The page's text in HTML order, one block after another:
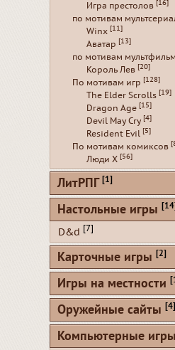
Игра престолов [16]
по мотивам
Winx [11]
Аватар [13]
по мотивам
Король Лев [20]
По мотивам игр [128]
The Elder Scrolls [19]
Dragon Age [15]
Devil May Cry [4]
Resident Evil [5]
По мотивам комиксов
Люди Х [56]
ЛитРПГ [1]
Настольные игры [14]
D&d [7]
Карточные игры [2]
Игры на местности
Оружейные сайты [4]
Компьютерные игры